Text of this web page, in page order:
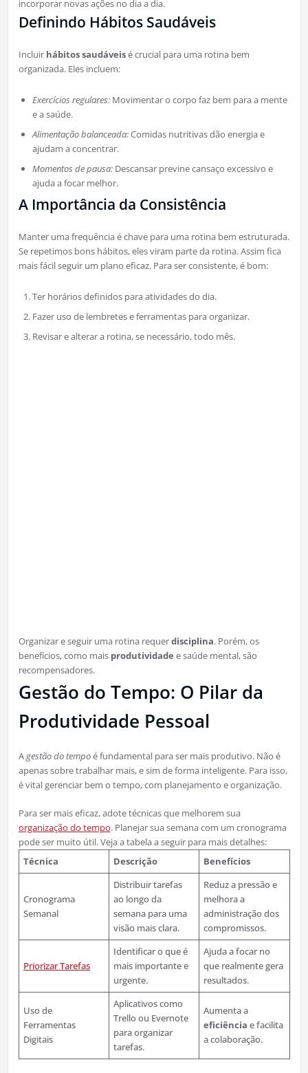
incorporar novas ações no dia a dia.
Definindo Hábitos Saudáveis
Incluir hábitos saudáveisé crucial para uma rotina bem
organizada. Eles incluem:
Exercícios regulares:Movimentar o corpo faz bem para a mente
e a saúde.
Alimentação balanceada:Comidas nutritivas dão energia e
ajudam a concentrar.
Momentos de pausa:Descansar previne cansaço excessivo e
ajuda a focar melhor.
A Importância da Consistência
Manter uma frequência é chave para uma rotina bem estruturada.
Se repetimos bons hábitos, eles viram parte da rotina. Assim fica
mais fácil seguir um plano eficaz. Para ser consistente, é bom:
Ter horários definidos para atividades do dia.
Fazer uso de lembretes e ferramentas para organizar.
Revisar e alterar a rotina, se necessário, todo mês.
Organizar e seguir uma rotina requerdisciplina. Porém, os
benefícios, como mais produtividade e saúde mental, são
recompensadores.
Gestão do Tempo: O Pilar da
Produtividade Pessoal
Agestão do tempoé fundamental para ser mais produtivo. Não é
apenas sobre trabalhar mais, e sim de forma inteligente. Para isso,
é vital gerenciar bem o tempo, com planejamento e organização.
Para ser mais eficaz, adote técnicas que melhorem sua
organização do tempo. Planejar sua semana com um cronograma
pode ser muito útil. Veja a tabela a seguir para mais detalhes:
Técnica
Descrição Benefícios
Cronograma
Semanal
Distribuir tarefas
ao longo da
semana para uma
visão mais clara.
Reduz a pressão e
melhora a
administração dos
compromissos.
Priorizar Tarefas
Identificar o que é
mais importante e
urgente.
Ajuda a focar no
que realmente gera
resultados.
Uso de
Ferramentas
Digitais
Aplicativos como
Trello ou Evernote
para organizar
tarefas.
Aumenta a
eficiência e facilita
a colaboração.